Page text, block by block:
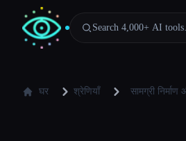
Search 4,000+ AI
घर श्रेणियाँ सामग्री